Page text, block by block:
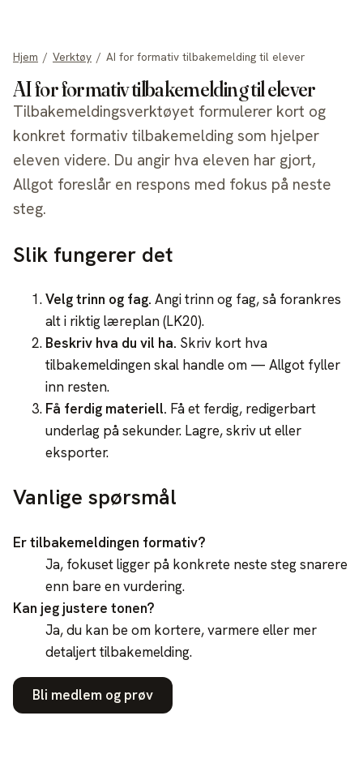
Hjem / Verktøy / AI for formativ tilbakemelding til elever
AI for formativ tilbakemelding til elever
Tilbakemeldingsverktøyet formulerer kort og
konkret formativ tilbakemelding som hjelper
eleven videre. Du angir hva eleven har gjort,
Allgot foreslår en respons med fokus på neste
steg.
Slik fungerer det
Velg trinn og fag. Angi trinn og fag, så forankres
alt i riktig læreplan (LK20).
Beskriv hva du vil ha. Skriv kort hva
tilbakemeldingen skal handle om — Allgot fyller
inn resten.
Få ferdig materiell. Få et ferdig, redigerbart
underlag på sekunder. Lagre, skriv ut eller
eksporter.
Vanlige spørsmål
Er tilbakemeldingen formativ?
Ja, fokuset ligger på konkrete neste steg snarere
enn bare en vurdering.
Kan jeg justere tonen?
Ja, du kan be om kortere, varmere eller mer
detaljert tilbakemelding.
Bli medlem og prøv